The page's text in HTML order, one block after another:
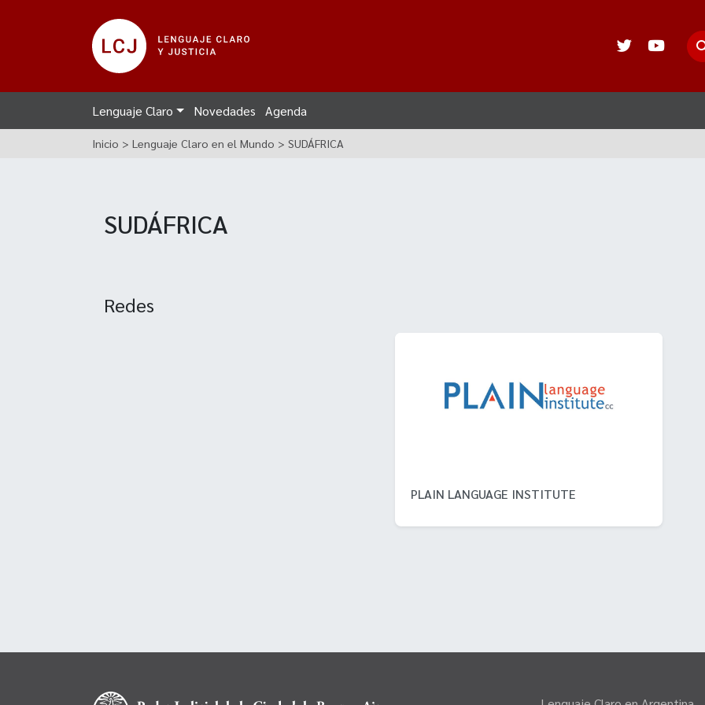
Lenguaje Claro Novedades Agenda
Inicio > Lenguaje Claro en el Mundo > SUDÁFRICA
SUDÁFRICA
Redes
PLAIN LANGUAGE INSTITUTE